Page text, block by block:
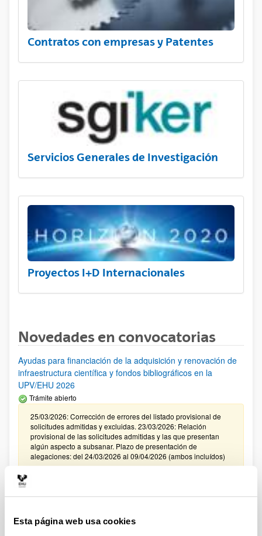
Esta página web usa cookies
Contratos con empresas y Patentes
Servicios Generales de Investigación
Proyectos I+D Internacionales
Novedades en convocatorias
Ayudas para financiación de la adquisición y renovación de
infraestructura científica y fondos bibliográficos en la
UPV/EHU 2026
Trámite abierto
25/03/2026: Corrección de errores del listado provisional de
solicitudes admitidas y excluidas. 23/03/2026: Relación
provisional de las solicitudes admitidas y las que presentan
algún aspecto a subsanar. Plazo de presentación de
alegaciones: del 24/03/2026 al 09/04/2026 (ambos incluídos)
Convocatoria de ayudas para el fomento de la cultura
científica, tecnológica y de la innovación (FECYT) 2026
Plazo interno para envío documentación: propuestas